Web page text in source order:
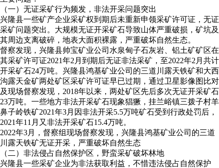
（一）无证采矿行为频发，非法开采问题突出
兴隆县一些矿产企业采矿权到期后未重新申领采矿许可证，无证
采矿问题突出。大规模无证开采矿石导致山体严重破损，矿坑及
其周边支离破碎，地表大面积裸露，严重破坏自然生态。
督察发现，兴隆县帅宝矿业公司水泉甸子石灰岩、铝土矿矿区在
其采矿许可证2021年2月到期后无证非法采矿，至2022年2月共计
开采矿石24万吨。兴隆县鸿基矿业公司的三道川露天铁矿和大西
沟露天金矿两处矿区采矿许可证早已过期，通过卫星影像图比对
及现场督察发现，2018年以来，两处矿区先后多次无证开采矿石
23万吨。一些地方非法开采矿石现象猖獗，挂兰峪镇三拨子村羊
鼻子岭铁矿2021年3月因非法开采5.5万吨矿石受到行政处罚后，
2021年11月又非法开采矿石15.4万吨。
2022年3月，督察组现场督察发现，兴隆县鸿基矿业公司的三道
川露天铁矿无证开采，严重破坏自然生态
（二）非法侵占自然保护区，野蛮采矿破坏林地
兴隆县一些采矿企业为非法获取利益，不惜违法侵占自然保护